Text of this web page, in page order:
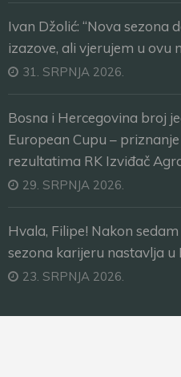
Ivan Džolić: “Nova sezona
izazove, ali vjerujem u ovu
31. SRPNJA 2026.
Bosna i Hercegovina broj
European Cupu –
rezultatima RK Izviđač
29. SRPNJA 2026.
Hvala, Filipe! Nakon
sezona karijeru nastavlja u
23. SRPNJA 2026.